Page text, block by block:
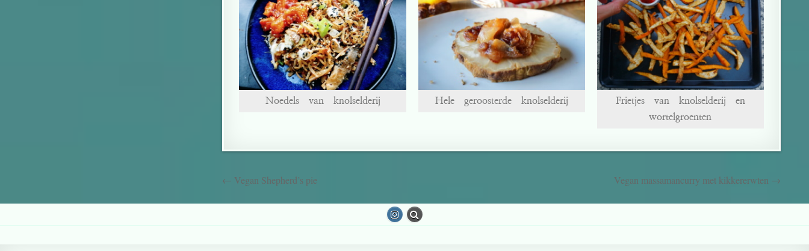
Noedels van knolselderij Hele geroosterde knolselderij
Frietjes van knolselderij en
wortelgroenten
← Vegan Shepherd’s pie Vegan massamancurry met kikkererwten →